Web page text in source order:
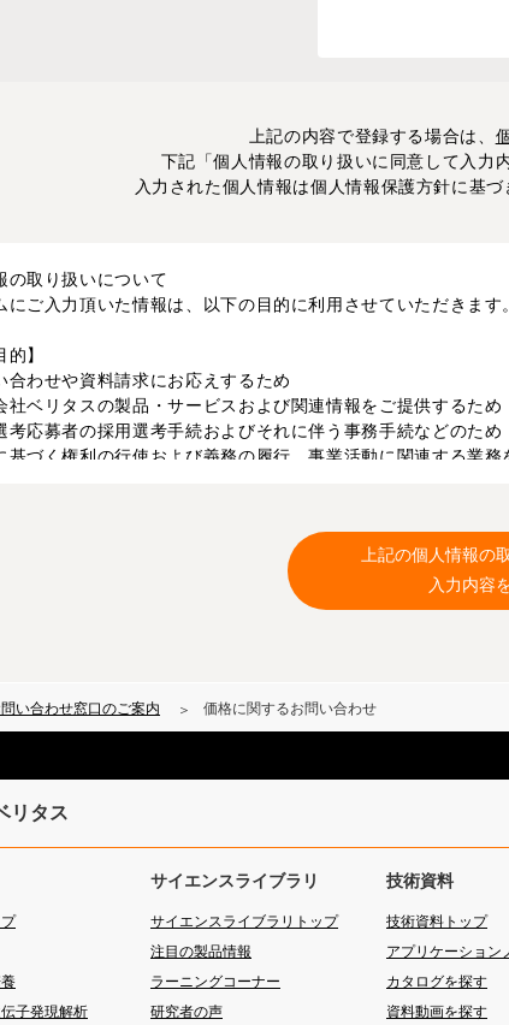
上記の内容で登録する場合は、
下記「個人情報の取り扱いに同意して入力
入力された個人情報は個人情報保護方針に基
の取り扱いについて
にご入力頂いた情報は、以下の目的に利用させていただきます
的】
合わせや資料請求にお応えするため
社ベリタスの製品・サービスおよび関連情報をご提供するため
考応募者の採用選考手続およびそれに伴う事務手続などのため
基づく権利の行使および義務の履行、事業活動に関連する業務
ジのお問い合せフォームは個人情報保護のため、SSL（
わせの回答内容の一部または全部を転載、二次利用すること
は、クッキー（Cookie）を使用しています。
上記の個人情報の
入力内容
い合わせ窓口のご案内 価格に関するお問い合わせ
リタス
子発現解析
サイエンスライブラリ
サイエンスライブラリトップ
注目の製品情報
ラーニングコーナー
研究者の声
技術資料
技術資料トップ
アプリケーション
カタログを探す
資料動画を探す